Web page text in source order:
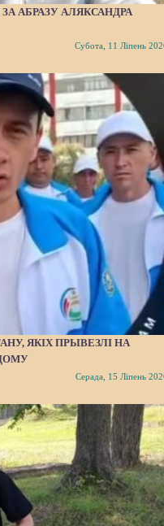
АБРАЗУ АЛЯКСАНДРА
Субота, 11 Ліпень
ЯКІХ ПРЫВЕЗЛІ НА
Серада, 15 Ліпень